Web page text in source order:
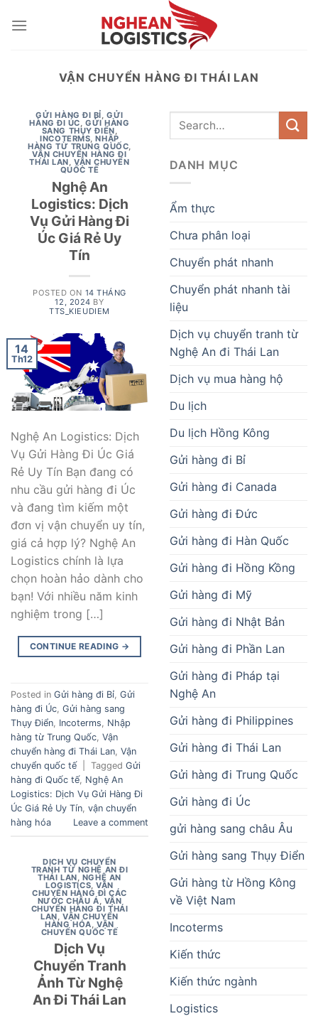
VẬN CHUYỂN HÀNG ĐI THÁI LAN
GỬI HÀNG ĐI BỈ,GỬI
HÀNG ĐI ÚC,GỬI HÀNG
SANG THỤY ĐIỂN,
INCOTERMS,NHẬP
HÀNG TỪ TRUNG QUỐC,
VẬN CHUYỂN HÀNG ĐI
THÁI LAN, VẬN CHUYỂN
QUỐC TẾ
Nghệ An
Logistics: Dịch
Vụ Gửi Hàng Đi
Úc Giá Rẻ Uy
Tín
POSTED ON 14 THÁNG
12, 2024 BY
TTS_KIEUDIEM
14
Th12
Nghệ An Logistics: Dịch
Vụ Gửi Hàng Đi Úc Giá
Rẻ Uy Tín Bạn đang có
nhu cầu gửi hàng đi Úc
và đang tìm kiếm một
đơn vị vận chuyển uy tín,
giá cả hợp lý? Nghệ An
Logistics chính là lựa
chọn hoàn hảo dành cho
bạn! Với nhiều năm kinh
nghiệm trong […]
CONTINUE READING →
Posted in Gửi hàng đi Bỉ, Gửi
hàng đi Úc, Gửi hàng sang
Thụy Điển, Incoterms, Nhập
hàng từ Trung Quốc, Vận
chuyển hàng đi Thái Lan, Vận
chuyển quốc tế
Tagged Gửi
hàng đi Quốc tế, Nghệ An
Logistics: Dịch Vụ Gửi Hàng Đi
Úc Giá Rẻ Uy Tín, vận chuyển
hàng hóa
Leave a comment
DỊCH VỤ CHUYỂN
TRANH TỪ NGHỆ AN ĐI
THÁI LAN NGHỆ AN
LOGISTICS ,VẬN
CHUYỂN HÀNG ĐI CÁC
NƯỚC CHÂU Á VẬN
CHUYỂN HÀNG ĐI THÁI
LAN ,VẬN CHUYỂN
HÀNG HÓA VẬN
CHUYỂN QUỐC TẾ
Dịch Vụ
Chuyển Tranh
Ảnh Từ Nghệ
An Đi Thái Lan
DANH MỤC
Ẩm thực
Chưa phân loại
Chuyển phát nhanh
Chuyển phát nhanh tài
liệu
Dịch vụ chuyển tranh từ
Nghệ An đi Thái Lan
Dịch vụ mua hàng hộ
Du lịch
Du lịch Hồng Kông
Gửi hàng đi Bỉ
Gửi hàng đi Canada
Gửi hàng đi Đức
Gửi hàng đi Hàn Quốc
Gửi hàng đi Hồng Kồng
Gửi hàng đi Mỹ
Gửi hàng đi Nhật Bản
Gửi hàng đi Phần Lan
Gửi hàng đi Pháp tại
Nghệ An
Gửi hàng đi Philippines
Gửi hàng đi Thái Lan
Gửi hàng đi Trung Quốc
Gửi hàng đi Úc
gửi hàng sang châu Âu
Gửi hàng sang Thụy Điển
Gửi hàng từ Hồng Kông
về Việt Nam
Incoterms
Kiến thức
Kiến thức ngành
Logistics